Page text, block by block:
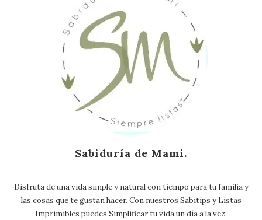
Sabiduría de Mami.
Disfruta de una vida simple y natural con tiempo para tu familia y
las cosas que te gustan hacer. Con nuestros Sabitips y Listas
Imprimibles puedes Simplificar tu vida un día a la vez.